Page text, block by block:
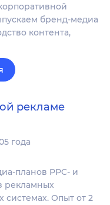
бренд-медиа
контента,
рекламе
года
планов PPC- и
рекламных
системах. Опыт от 2